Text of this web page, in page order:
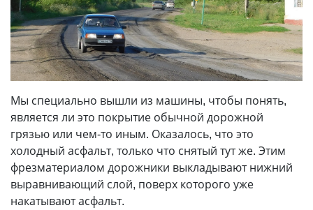
Мы специально вышли из машины, чтобы понять,
является ли это покрытие обычной дорожной
грязью или чем-то иным. Оказалось, что это
холодный асфальт, только что снятый тут же. Этим
фрезматериалом дорожники выкладывают нижний
выравнивающий слой, поверх которого уже
накатывают асфальт.